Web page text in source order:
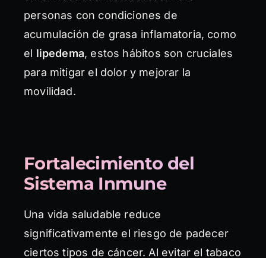
personas con condiciones de
acumulación de grasa inflamatoria, como
el lipedema, estos hábitos son cruciales
para mitigar el dolor y mejorar la
movilidad.
Fortalecimiento del
Sistema Inmune
Una vida saludable reduce
significativamente el riesgo de padecer
ciertos tipos de cáncer. Al evitar el tabaco